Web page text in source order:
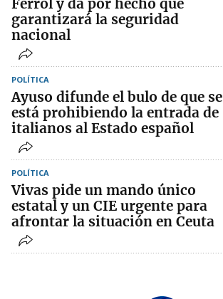
Ferrol y da por hecho que
garantizará la seguridad
nacional
POLÍTICA
Ayuso difunde el bulo de que se
está prohibiendo la entrada de
italianos al Estado español
POLÍTICA
Vivas pide un mando único
estatal y un CIE urgente para
afrontar la situación en Ceuta